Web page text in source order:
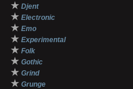
★ Djent
★ Electronic
★ Emo
★ Experimental
★ Folk
★ Gothic
★ Grind
★ Grunge